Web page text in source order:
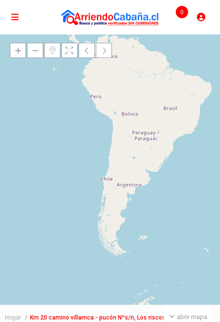
0
Cargando mapas
abrir mapa
Hogar Km 20 camino villarrica - pucón Nºs/n, Los riscos